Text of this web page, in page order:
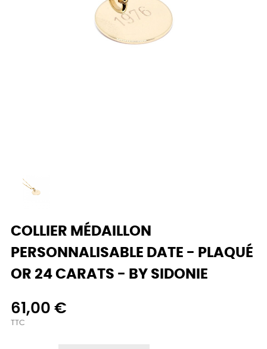
COLLIER MÉDAILLON
PERSONNALISABLE DATE - PLAQUÉ
OR 24 CARATS - BY SIDONIE
61,00 €
TTC